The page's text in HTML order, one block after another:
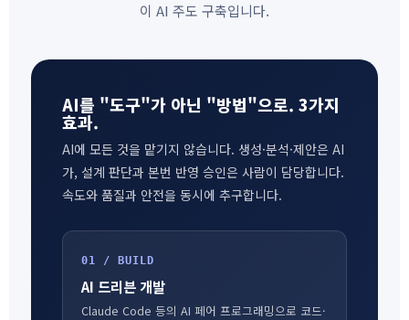
이 AI 주도 구축입니다.
AI를 "도구"가 아닌 "방법"으로. 3가지
효과.
AI에 모든 것을 맡기지 않습니다. 생성·분석·제안은 AI
가, 설계 판단과 본번 반영 승인은 사람이 담당합니다.
속도와 품질과 안전을 동시에 추구합니다.
01 / BUILD
AI 드리븐 개발
Claude Code 등의 AI 페어 프로그래밍으로 코드·